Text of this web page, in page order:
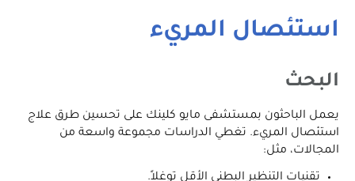
استئصال المريء
البحث
يعمل الباحثون بمستشفى مايو كلينك على تحسين طرق علاج
استئصال المريء. تغطي الدراسات مجموعة واسعة من
المجالات، مثل:
تقنيات التنظير البطني الأقل توغلاً.